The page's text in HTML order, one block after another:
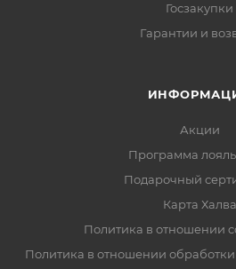
Госзакупки
Гарантии и
Акции
Программа
Подарочный
Карта Халва
Политика в отношении
Политика в отношении